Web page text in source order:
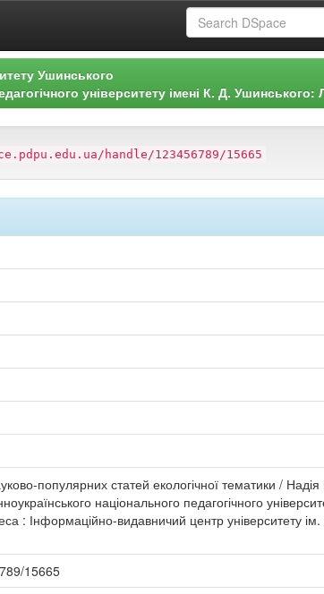
Ушинського
університету імені К. Д. Ушинського:
handle/123456789/15665
популярних статей екологічної тематики /
національного педагогічного
: Інформаційно-видавничий центр університету
15665